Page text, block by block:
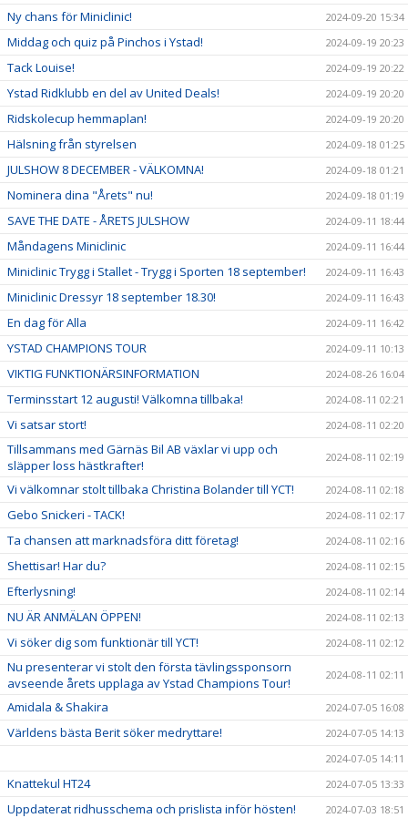
Ny chans för Miniclinic! 2024-09-20 15:34
Middag och quiz på Pinchos i Ystad! 2024-09-19 20:23
Tack Louise! 2024-09-19 20:22
Ystad Ridklubb en del av United Deals! 2024-09-19 20:20
Ridskolecup hemmaplan! 2024-09-19 20:20
Hälsning från styrelsen 2024-09-18 01:25
JULSHOW 8 DECEMBER - VÄLKOMNA! 2024-09-18 01:21
Nominera dina "Årets" nu! 2024-09-18 01:19
SAVE THE DATE - ÅRETS JULSHOW 2024-09-11 18:44
Måndagens Miniclinic 2024-09-11 16:44
Miniclinic Trygg i Stallet - Trygg i Sporten 18 september! 2024-09-11 16:43
Miniclinic Dressyr 18 september 18.30! 2024-09-11 16:43
En dag för Alla 2024-09-11 16:42
YSTAD CHAMPIONS TOUR 2024-09-11 10:13
VIKTIG FUNKTIONÄRSINFORMATION 2024-08-26 16:04
Terminsstart 12 augusti! Välkomna tillbaka! 2024-08-11 02:21
Vi satsar stort! 2024-08-11 02:20
Tillsammans med Gärnäs Bil AB växlar vi upp och
släpper loss hästkrafter!
2024-08-11 02:19
Vi välkomnar stolt tillbaka Christina Bolander till YCT! 2024-08-11 02:18
Gebo Snickeri - TACK! 2024-08-11 02:17
Ta chansen att marknadsföra ditt företag! 2024-08-11 02:16
Shettisar! Har du? 2024-08-11 02:15
Efterlysning! 2024-08-11 02:14
NU ÄR ANMÄLAN ÖPPEN! 2024-08-11 02:13
Vi söker dig som funktionär till YCT! 2024-08-11 02:12
Nu presenterar vi stolt den första tävlingssponsorn
avseende årets upplaga av Ystad Champions Tour!
2024-08-11 02:11
Amidala & Shakira 2024-07-05 16:08
Världens bästa Berit söker medryttare!
2024-07-05 14:13
2024-07-05 14:11
Knattekul HT24 2024-07-05 13:33
Uppdaterat ridhusschema och prislista inför hösten! 2024-07-03 18:51